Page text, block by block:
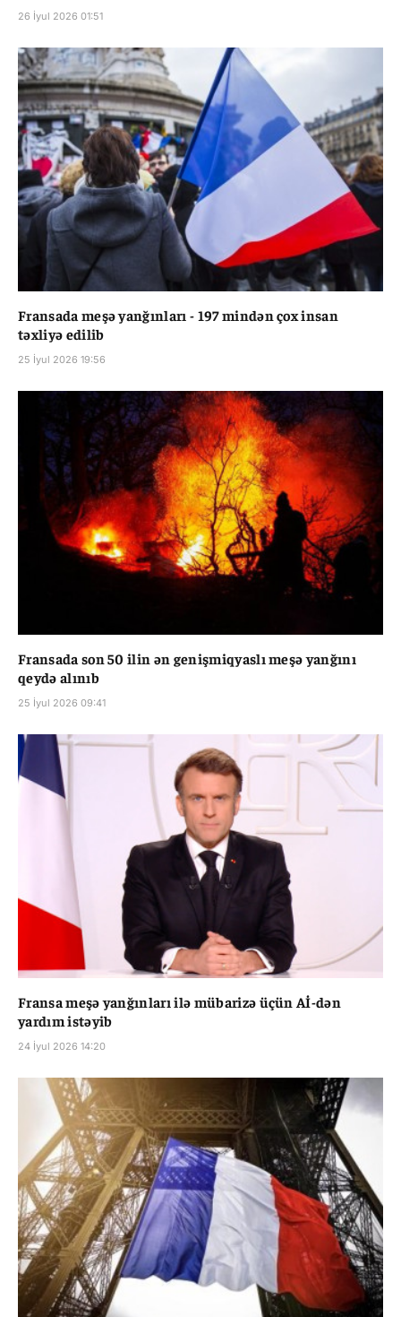
26 İyul 2026 01:51
Fransada meşə yanğınları - 197 mindən çox insan
təxliyə edilib
25 İyul 2026 19:56
Fransada son 50 ilin ən genişmiqyaslı meşə yanğını
qeydə alınıb
25 İyul 2026 09:41
Fransa meşə yanğınları ilə mübarizə üçün Aİ-dən
yardım istəyib
24 İyul 2026 14:20